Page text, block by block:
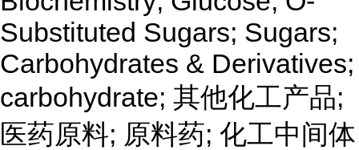
Substituted Sugars; Sugars;
Carbohydrates & Derivatives;
carbohydrate; 其他化工产品;
医药原料; 原料药; 化工中间体